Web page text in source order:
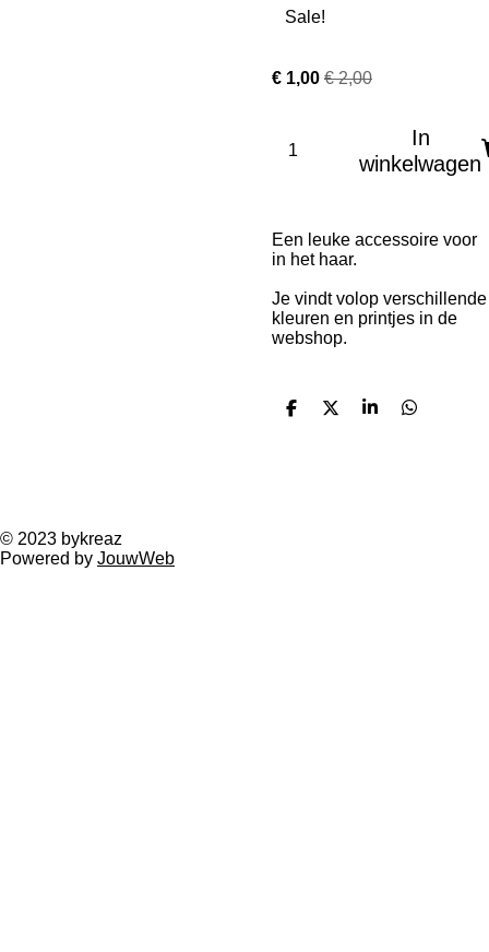
Sale!
€ 1,00 € 2,00
In
winkelwagen
Een leuke accessoire voor
in het haar.
Je vindt volop verschillende
kleuren en printjes in de
webshop.
D
D
S
D
© 2023 bykreaz
Powered by JouwWeb